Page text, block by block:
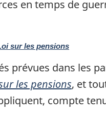
en temps de
sur les pensions
prévues dans les
les pensions, et
compte